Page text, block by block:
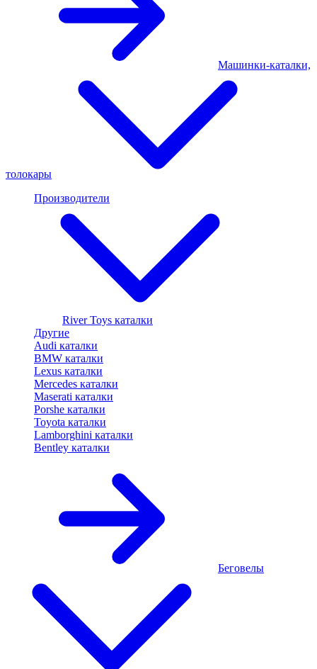
Машинки-каталки,
толокары
Производители
River Toys каталки
Другие
Audi каталки
BMW каталки
Lexus каталки
Mercedes каталки
Maserati каталки
Porshe каталки
Toyota каталки
Lamborghini каталки
Bentley каталки
Беговелы